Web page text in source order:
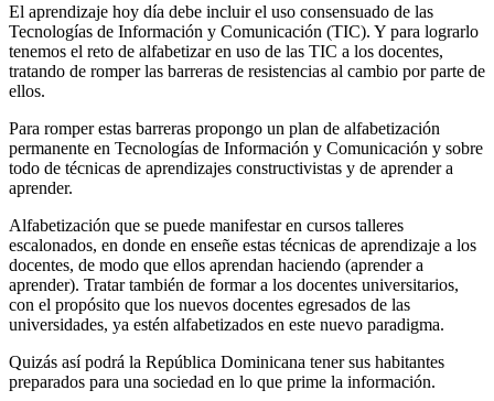
El aprendizaje hoy día debe incluir el uso consensuado de las
Tecnologías de Información y Comunicación (TIC). Y para lograrlo
tenemos el reto de alfabetizar en uso de las TIC a los docentes,
tratando de romper las barreras de resistencias al cambio por parte de
ellos.
Para romper estas barreras propongo un plan de alfabetización
permanente en Tecnologías de Información y Comunicación y sobre
todo de técnicas de aprendizajes constructivistas y de aprender a
aprender.
Alfabetización que se puede manifestar en cursos talleres
escalonados, en donde en enseñe estas técnicas de aprendizaje a los
docentes, de modo que ellos aprendan haciendo (aprender a
aprender). Tratar también de formar a los docentes universitarios,
con el propósito que los nuevos docentes egresados de las
universidades, ya estén alfabetizados en este nuevo paradigma.
Quizás así podrá la República Dominicana tener sus habitantes
preparados para una sociedad en lo que prime la información.